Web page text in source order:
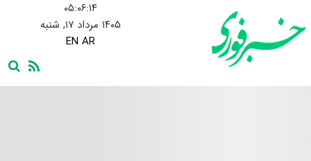
۰۵:۰۶:۱۶
۱۴۰۵ مرداد ۱۷, شنبه
EN AR